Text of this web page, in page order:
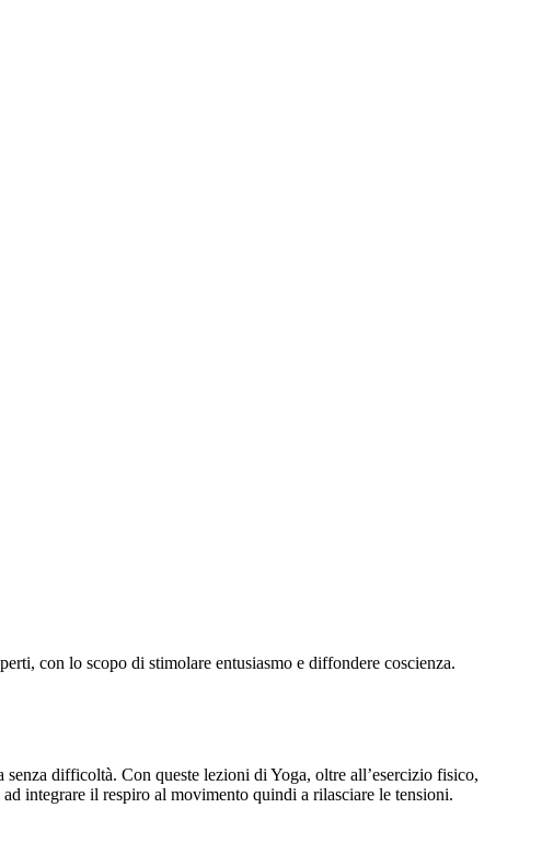
con lo scopo di stimolare entusiasmo e diffondere coscienza.
difficoltà. Con queste lezioni di Yoga, oltre all’esercizio fisico,
integrare il respiro al movimento quindi a rilasciare le tensioni.